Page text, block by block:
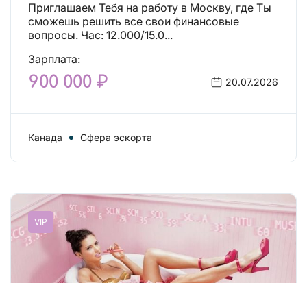
Приглашаем Тебя на работу в Москву, где Ты
сможешь решить все свои финансовые
вопросы. Час: 12.000/15.0...
Зарплата:
900 000 ₽ 20.07.2026
Канада Сфера эскорта
VIP